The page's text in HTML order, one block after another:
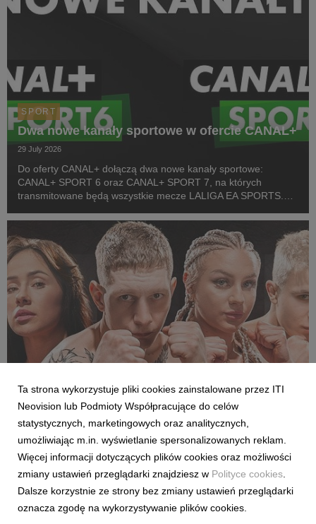
SPORT
Dwa nowe kanały sportowe w ofercie CANAL+
29 July 2026
Do oferty CANAL+ dołączą dwa nowe kanały sportowe:
CANAL+ SPORT 6 oraz CANAL+ SPORT 7, na których
transmitowane będą wszystkie mecze LALIGA EA SPORTS.
pierwszej kolejki sezonu 2026/27 ligi hiszpańskiej, po formaln...
Pełne walki półfinałowe „Projekt Fighter” już
w serwisie streamingowym CANAL+
W serwisie streamingowym CANAL+ opublikowano dodatkowy,
na oczekiwania fanów MMA, CANAL+ udostępnił pełny
przebieg obu walk półfinałowych. Pojedynki Karoliny
Ta strona wykorzystuje pliki cookies zainstalowane przez ITI
Neovision lub Podmioty Współpracujące do celów
statystycznych, marketingowych oraz analitycznych,
umożliwiając m.in. wyświetlanie spersonalizowanych reklam.
Więcej informacji dotyczących plików cookies oraz możliwości
zmiany ustawień przeglądarki znajdziesz w Polityce cookies
Dalsze korzystnie ze strony bez zmiany ustawień przeglądarki
oznacza zgodę na wykorzystywanie plików cookies.